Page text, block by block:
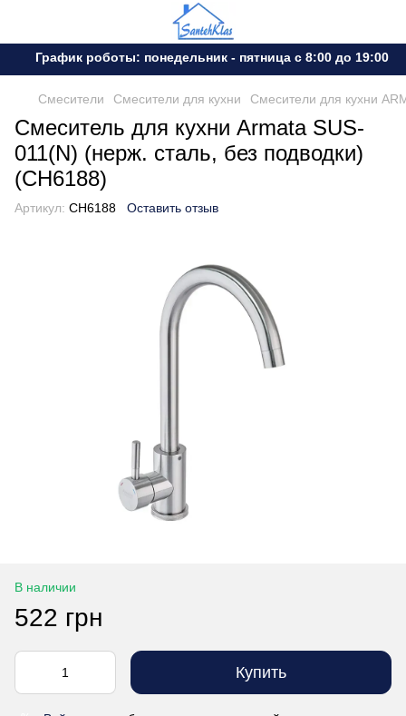
График роботы: понедельник - пятница с 8:00 до 19:00
Смесители Смесители для кухни Смесители для кухни
Смеситель для кухни Armata SUS-
011(N) (нерж. сталь, без подводки)
(CH6188)
Артикул: CH6188 Оставить отзыв
В наличии
522 грн
Купить